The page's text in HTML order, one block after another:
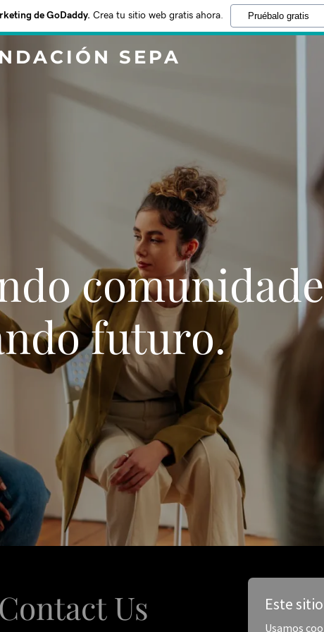
de GoDaddy. Crea tu sitio web gratis ahora. Pruébalo gratis
SEPA
futuro.
Contact Us Este
Usamos